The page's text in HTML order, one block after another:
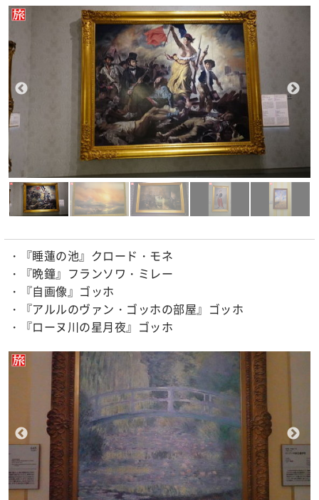
・『睡蓮の池』クロード・モネ
・『晩鐘』フランソワ・ミレー
・『自画像』ゴッホ
・『アルルのヴァン・ゴッホの部屋』ゴッホ
・『ローヌ川の星月夜』ゴッホ